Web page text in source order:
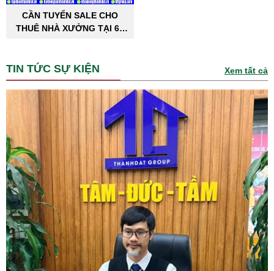
CẦN TUYỂN SALE CHO
THUÊ NHÀ XƯỞNG TẠI 63
TIN TỨC SỰ KIỆN Xem tất cả